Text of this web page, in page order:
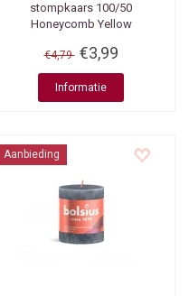
stompkaars 100/50
Honeycomb Yellow
€4,79 €3,99
Informatie
Aanbieding